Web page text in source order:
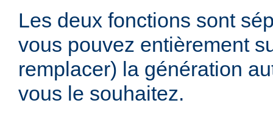
Les deux fonctions sont
vous pouvez entièrement
remplacer) la génération
vous le souhaitez.